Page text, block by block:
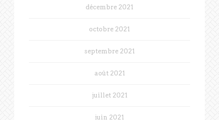
décembre 2021
octobre 2021
septembre 2021
août 2021
juillet 2021
juin 2021